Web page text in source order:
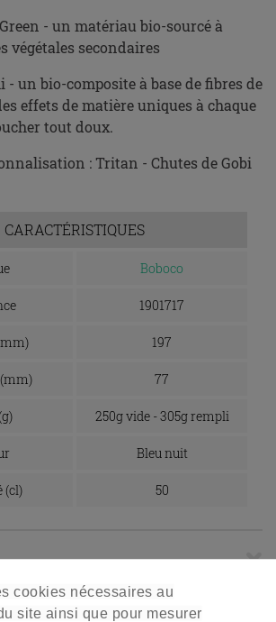
- un matériau bio-sourcé à
végétales secondaires
- un bio-composite à base de fibres de
effets de matière uniques à chaque
tout doux.
: Tritan - Chutes de Gobi
CARACTÉRISTIQUES
Boboco
1901717
197
77
250g vide - 305g rempli
Bleu nuit
(cl) 50
qui ont acheté ce produit
cookies nécessaires au
site ainsi que pour mesurer